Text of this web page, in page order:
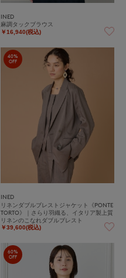
INED
麻調タックブラウス
￥16,940(税込)
40%
OFF
INED
リネンダブルブレストジャケット《PONTE
TORTO》｜さらり羽織る、イタリア製上質
リネンのこなれダブルブレスト
￥39,600(税込)
60%
OFF